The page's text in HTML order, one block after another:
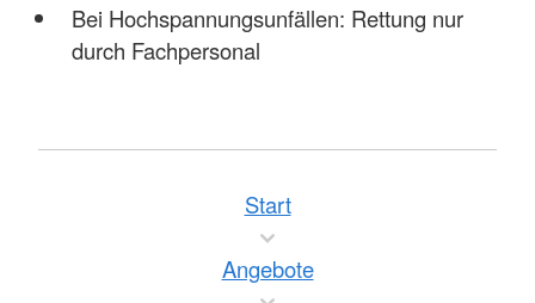
Bei Hochspannungsunfällen: Rettung nur
durch Fachpersonal
Start
Angebote